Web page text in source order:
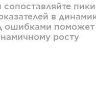
сопоставляйте
в
ошибками поможет
росту